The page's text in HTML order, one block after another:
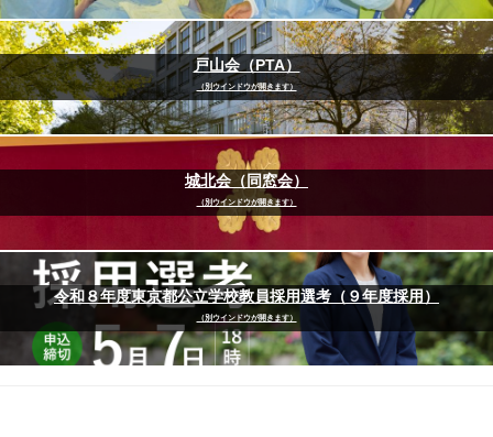
戸山会（PTA）
（別ウインドウが開きます）
城北会（同窓会）
（別ウインドウが開きます）
令和８年度東京都公立学校教員採用選考（９年度採用）
（別ウインドウが開きます）